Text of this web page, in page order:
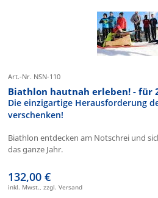
Art.-Nr. NSN-110
Biathlon hautnah erleben! - für
Die einzigartige Herausforderung
verschenken!
Biathlon entdecken am Notschrei und
das ganze Jahr.
132,00 €
inkl. Mwst., zzgl. Versand